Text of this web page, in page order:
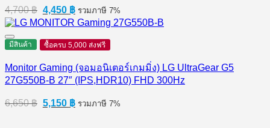
4,700฿ Original
price
was:
4,700 ฿.
4,450 ฿Current
price
is:
4,450 ฿.
รวมภาษี 7%
มีสินค้า ซื้อครบ 5,000 ส่งฟรี
Monitor Gaming (จอมอนิเตอร์เกมมิ่ง) LG UltraGear G5
27G550B-B 27″ (IPS,HDR10) FHD 300Hz
6,650฿ Original
price
5,150 ฿Current
price
รวมภาษี 7%